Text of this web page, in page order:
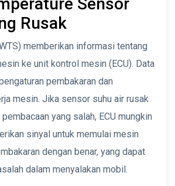
Rusak
memberikan informasi tentang
ke unit kontrol mesin (ECU). Data
pembakaran dan
mesin. Jika sensor suhu air rusak
yang salah, ECU mungkin
sinyal untuk memulai mesin
dengan benar, yang dapat
dalam menyalakan mobil.